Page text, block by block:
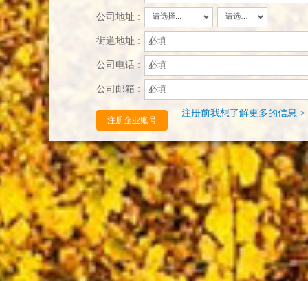
公司地址 : 请选择... 请选择...
街道地址 :
公司电话 :
公司邮箱 :
注册企业账号
注册前我想了解更多的信息 >